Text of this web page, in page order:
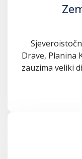
Drave, Planina
zauzima veliki